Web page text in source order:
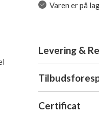
Varen er på
Levering &
Certificat